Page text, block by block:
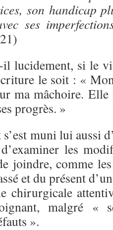
son handicap
ses
lucidement, si le
le soit : «
ma mâchoire.
progrès. »
muni lui aussi
les
joindre, comme
et du présent
chirurgicale
malgré «
».